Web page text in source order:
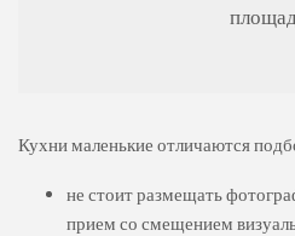
Кухни маленькие отличаются
не стоит размещать
прием со смещением